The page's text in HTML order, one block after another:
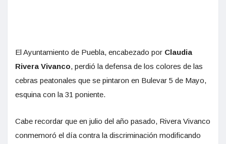
El Ayuntamiento de Puebla, encabezado por Claudia
Rivera Vivanco, perdió la defensa de los colores de las
cebras peatonales que se pintaron en Bulevar 5 de Mayo,
esquina con la 31 poniente.
Cabe recordar que en julio del año pasado, Rivera Vivanco
conmemoró el día contra la discriminación modificando